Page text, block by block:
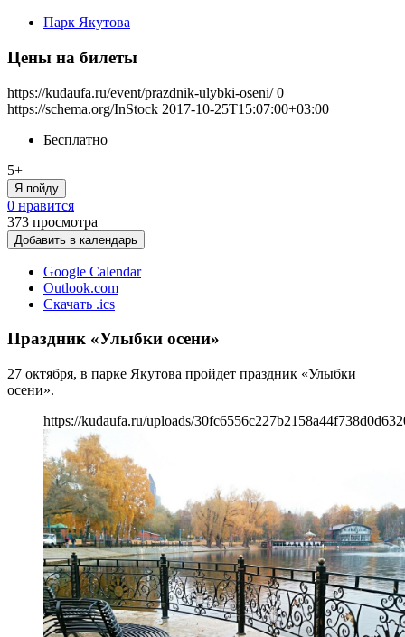
Парк Якутова
Цены на билеты
https://kudaufa.ru/event/prazdnik-ulybki-oseni/ 0
https://schema.org/InStock 2017-10-25T15:07:00+03:00
Бесплатно
5+
Я пойду
0 нравится
373 просмотра
Добавить в календарь
Google Calendar
Outlook.com
Скачать .ics
Праздник «Улыбки осени»
27 октября, в парке Якутова пройдет праздник «Улыбки
осени».
https://kudaufa.ru/uploads/